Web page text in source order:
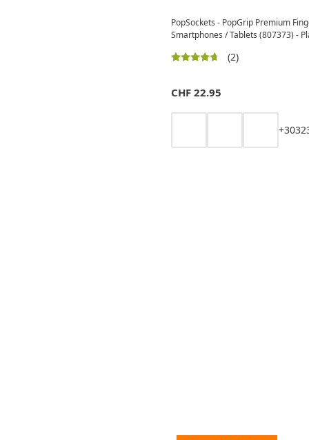
PopSockets - PopGrip Premium
Smartphones / Tablets (807373) -
(2)
CHF 22.95
+3032